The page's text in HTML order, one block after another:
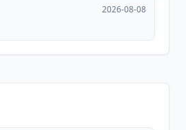
2026-08-08